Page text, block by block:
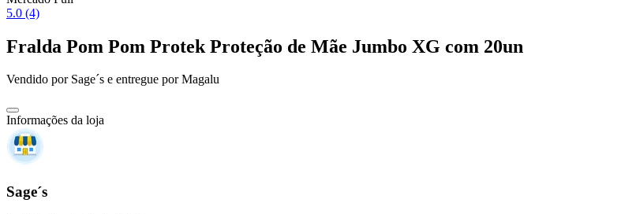
5.0 (4)
Fralda Pom Pom Protek Proteção de Mãe Jumbo XG com 20un
Vendido por Sage´s e entregue por Magalu
Informações da loja
Sage´s